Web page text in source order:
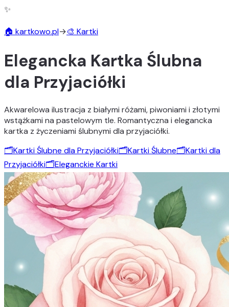
✨
🏠 kartkowo.pl→🎨 Kartki
Elegancka Kartka Ślubna
dla Przyjaciółki
Akwarelowa ilustracja z białymi różami, piwoniami i złotymi
wstążkami na pastelowym tle. Romantyczna i elegancka
kartka z życzeniami ślubnymi dla przyjaciółki.
🗂️Kartki Ślubne dla Przyjaciółki🗂️Kartki Ślubne🗂️Kartki dla
Przyjaciółki🗂️Eleganckie Kartki